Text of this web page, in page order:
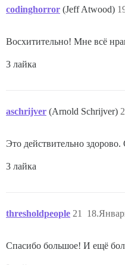
codinghorror (Jeff Atwood)
Восхитительно! Мне всё
3 лайка
aschrijver (Arnold Schrijver)
Это действительно
3 лайка
thresholdpeople 21
Спасибо большое! И ещё